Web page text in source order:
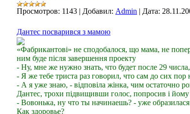
Просмотров: 1143 | Добавил: Admin | Дата:
Дантес посварився з мамою
«Фабрикантові» не сподобалося, що мама, не
ним буде після завершення проекту
- Ну, мне же нужно знать, что будет после 29
- Я же тебе триста раз говорил, что сам до сих
- А я уже знаю, - відповіла жінка, чим остаточно
Дантес, трохи підвищивши голос, попросив і
- Вовонька, ну что ты начинаешь? - уже
Как здоровье?